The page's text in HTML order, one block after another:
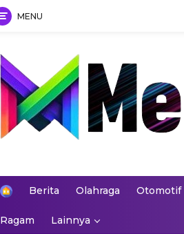
MENU
H
e
Berita Olahraga Otomotif
Ragam Lainnya